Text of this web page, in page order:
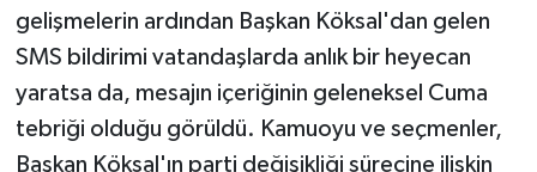
gelişmelerin ardından Başkan Köksal'dan gelen
SMS bildirimi vatandaşlarda anlık bir heyecan
yaratsa da, mesajın içeriğinin geleneksel Cuma
tebriği olduğu görüldü. Kamuoyu ve seçmenler,
Başkan Köksal'ın parti değişikliği sürecine ilişkin